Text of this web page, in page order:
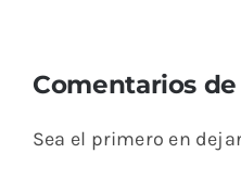
Comentarios
Sea el primero en